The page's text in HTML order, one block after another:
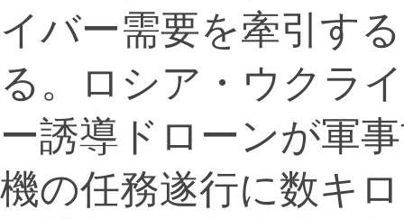
イバー需要を牽引す
る。ロシア・ウクラ
ー誘導ドローンが軍
機の任務遂行に数キ